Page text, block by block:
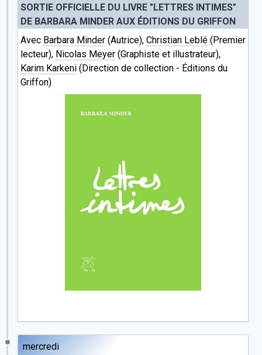
SORTIE OFFICIELLE DU LIVRE "LETTRES INTIMES"
DE BARBARA MINDER AUX ÉDITIONS DU GRIFFON
Avec Barbara Minder (Autrice), Christian Leblé (Premier
lecteur), Nicolas Meyer (Graphiste et illustrateur),
Karim Karkeni (Direction de collection - Éditions du
Griffon)
mercredi